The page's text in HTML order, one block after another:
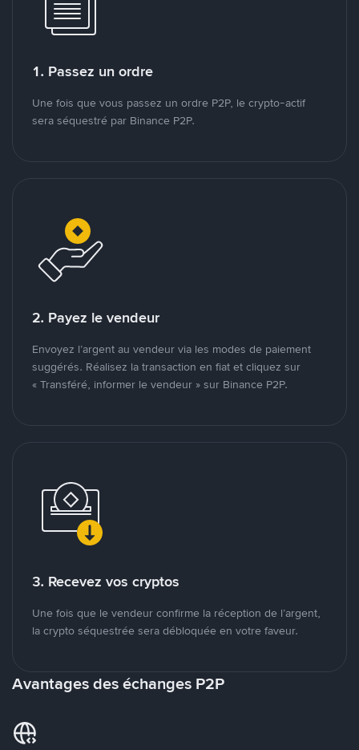
1. Passez un ordre
Une fois que vous passez un ordre P2P, le crypto-actif
sera séquestré par Binance P2P.
2. Payez le vendeur
Envoyez l’argent au vendeur via les modes de paiement
suggérés. Réalisez la transaction en fiat et cliquez sur
« Transféré, informer le vendeur » sur Binance P2P.
3. Recevez vos cryptos
Une fois que le vendeur confirme la réception de l’argent,
la crypto séquestrée sera débloquée en votre faveur.
Avantages des échanges P2P